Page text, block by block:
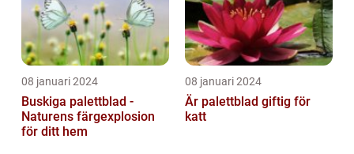
08 januari 2024
Buskiga palettblad -
Naturens färgexplosion
för ditt hem
08 januari 2024
Är palettblad giftig för
katt